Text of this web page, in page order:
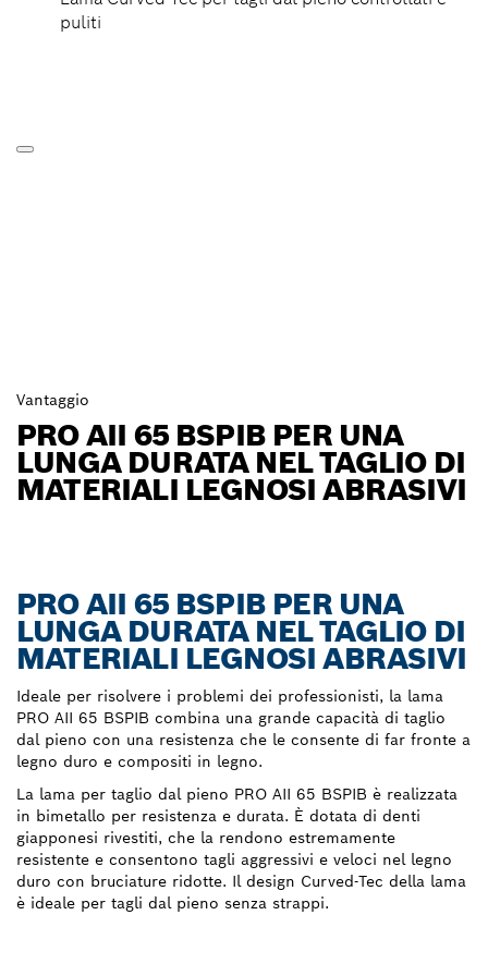
puliti
Vantaggio
PRO AII 65 BSPIB PER UNA
LUNGA DURATA NEL TAGLIO DI
MATERIALI LEGNOSI ABRASIVI
PRO AII 65 BSPIB PER UNA
LUNGA DURATA NEL TAGLIO DI
MATERIALI LEGNOSI ABRASIVI
Ideale per risolvere i problemi dei professionisti, la lama
PRO AII 65 BSPIB combina una grande capacità di taglio
dal pieno con una resistenza che le consente di far fronte a
legno duro e compositi in legno.
La lama per taglio dal pieno PRO AII 65 BSPIB è realizzata
in bimetallo per resistenza e durata. È dotata di denti
giapponesi rivestiti, che la rendono estremamente
resistente e consentono tagli aggressivi e veloci nel legno
duro con bruciature ridotte. Il design Curved-Tec della lama
è ideale per tagli dal pieno senza strappi.